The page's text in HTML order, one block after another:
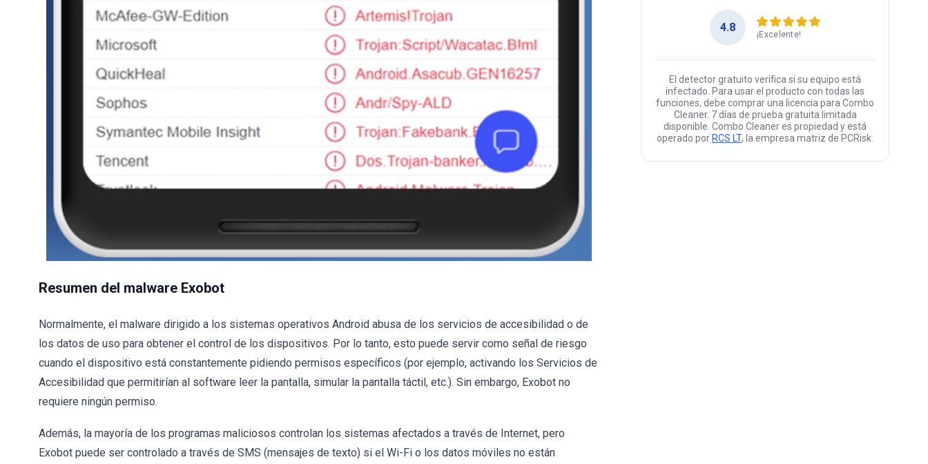
Resumen del malware Exobot
Normalmente, el malware dirigido a los sistemas operativos Android abusa de los servicios de accesibilidad o de
los datos de uso para obtener el control de los dispositivos. Por lo tanto, esto puede servir como señal de riesgo
cuando el dispositivo está constantemente pidiendo permisos específicos (por ejemplo, activando los Servicios de
Accesibilidad que permitirían al software leer la pantalla, simular la pantalla táctil, etc.). Sin embargo, Exobot no
requiere ningún permiso.
Además, la mayoría de los programas maliciosos controlan los sistemas afectados a través de Internet, pero
Exobot puede ser controlado a través de SMS (mensajes de texto) si el Wi-Fi o los datos móviles no están
4.8
¡Excelente!
El detector gratuito verifica si su equipo está
infectado. Para usar el producto con todas las
funciones, debe comprar una licencia para Combo
Cleaner. 7 días de prueba gratuita limitada
disponible. Combo Cleaner es propiedad y está
operado por RCS LT, la empresa matriz de PCRisk.